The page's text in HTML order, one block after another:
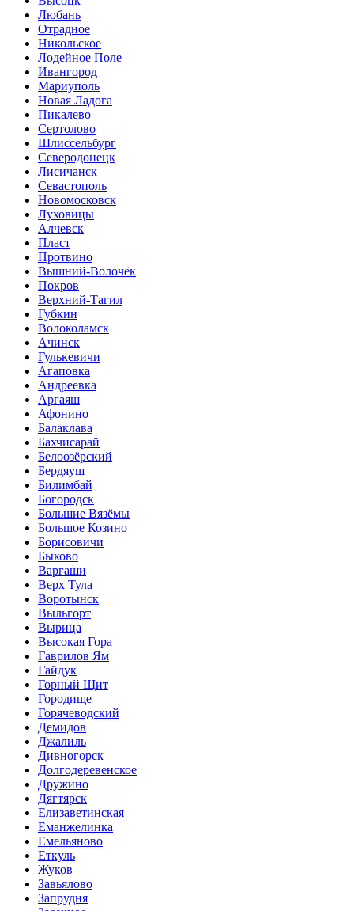
Любань
Отрадное
Никольское
Лодейное Поле
Ивангород
Мариуполь
Новая Ладога
Пикалево
Сертолово
Шлиссельбург
Северодонецк
Лисичанск
Севастополь
Новомосковск
Луховицы
Алчевск
Пласт
Протвино
Вышний-Волочёк
Покров
Верхний-Тагил
Губкин
Волоколамск
Ачинск
Гулькевичи
Агаповка
Андреевка
Аргаяш
Афонино
Балаклава
Бахчисарай
Белоозёрский
Бердяуш
Билимбай
Богородск
Большие Вязёмы
Большое Козино
Борисовичи
Быково
Варгаши
Верх Тула
Воротынск
Выльгорт
Вырица
Высокая Гора
Гаврилов Ям
Гайдук
Горный Щит
Городище
Горячеводский
Демидов
Джалиль
Дивногорск
Долгодеревенское
Дружино
Дягтярск
Елизаветинская
Еманжелинка
Емельяново
Еткуль
Жуков
Завьялово
Запрудня